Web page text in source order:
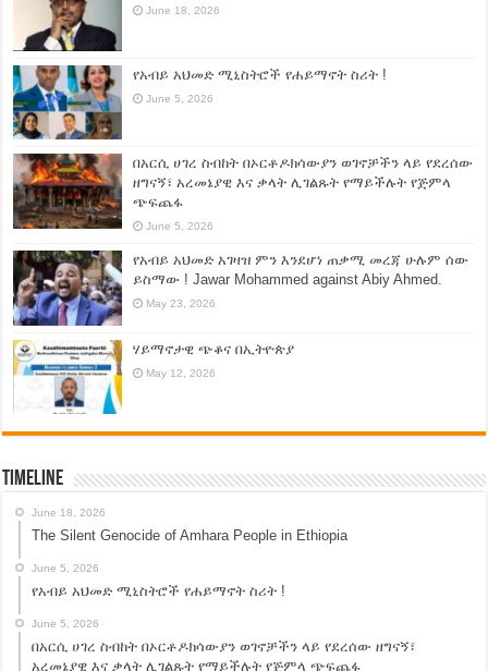
June 18, 2026
የአብይ አህመድ ሚኒስትሮች የሐይማኖት ስሪት !
June 5, 2026
በአርሲ ሀገረ ስብከት በኦርቶዶክሳውያን ወገኖቻችን ላይ የደረሰው
ዘግናኝ፣ አረመኔያዊ እና ቃላት ሊገልጹት የማይችሉት የጅምላ
ጭፍጨፋ
June 5, 2026
የአብይ አህመድ አገዛዝ ምን እንደሆነ ጠቃሚ መረጃ ሁሉም ሰው
ይስማው ! Jawar Mohammed against Abiy Ahmed.
May 23, 2026
ሃይማኖታዊ ጭቆና በኢትዮጵያ
May 12, 2026
Timeline
June 18, 2026
The Silent Genocide of Amhara People in Ethiopia
June 5, 2026
የአብይ አህመድ ሚኒስትሮች የሐይማኖት ስሪት !
June 5, 2026
በአርሲ ሀገረ ስብከት በኦርቶዶክሳውያን ወገኖቻችን ላይ የደረሰው ዘግናኝ፣
አረመኔያዊ እና ቃላት ሊገልጹት የማይችሉት የጅምላ ጭፍጨፋ